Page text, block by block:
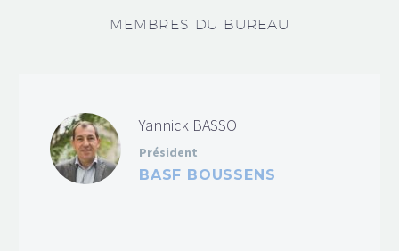
MEMBRES DU BUREAU
Yannick BASSO
Président
BASF BOUSSENS